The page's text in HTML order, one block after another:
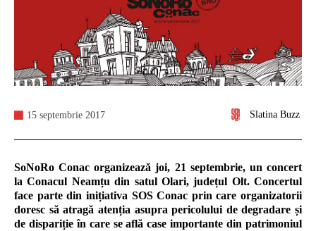
Slatina Buzz
15 septembrie 2017
SoNoRo Conac organizează joi, 21 septembrie, un concert
la Conacul Neamțu din satul Olari, județul Olt. Concertul
face parte din inițiativa SOS Conac prin care organizatorii
doresc să atragă atenția asupra pericolului de degradare și
de dispariție în care se află case importante din patrimoniul